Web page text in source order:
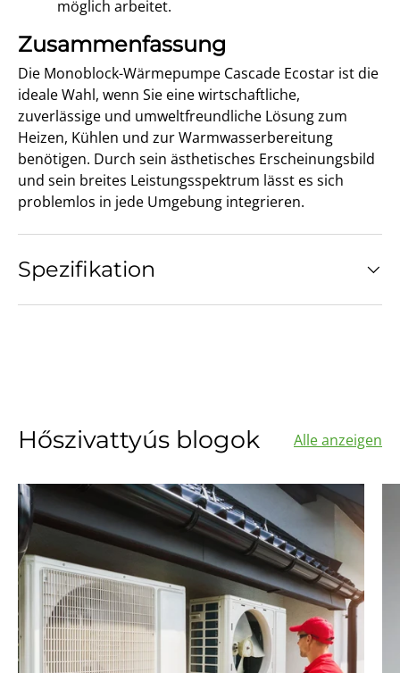
möglich arbeitet.
Zusammenfassung
Die Monoblock-Wärmepumpe Cascade Ecostar ist die
ideale Wahl, wenn Sie eine wirtschaftliche,
zuverlässige und umweltfreundliche Lösung zum
Heizen, Kühlen und zur Warmwasserbereitung
benötigen. Durch sein ästhetisches Erscheinungsbild
und sein breites Leistungsspektrum lässt es sich
problemlos in jede Umgebung integrieren.
Spezifikation
Hőszivattyús blogok Alle anzeigen